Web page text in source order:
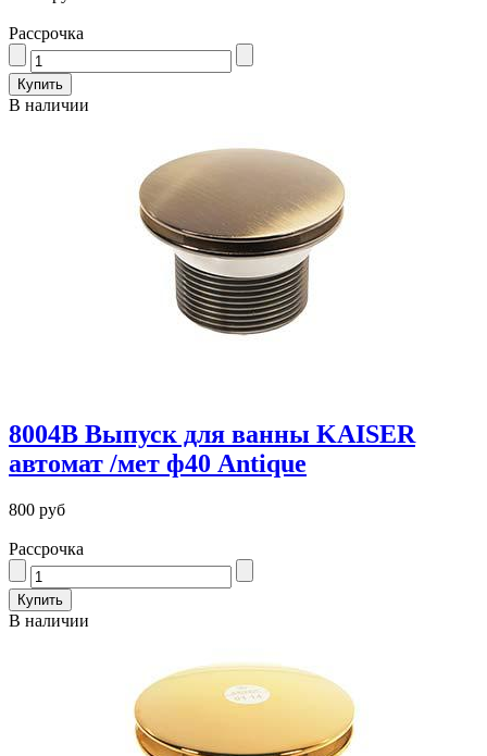
Рассрочка
В наличии
8004В Выпуск для ванны KAISER
автомат /мет ф40 Antique
800 руб
Рассрочка
В наличии